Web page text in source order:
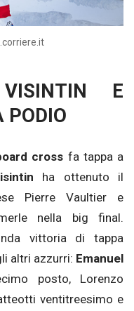
E
PODIO
cross fa tappa a
ha ottenuto il
Pierre Vaultier e
nella big final.
vittoria di tappa
altri azzurri: Emanuel
posto, Lorenzo
ventitreesimo e